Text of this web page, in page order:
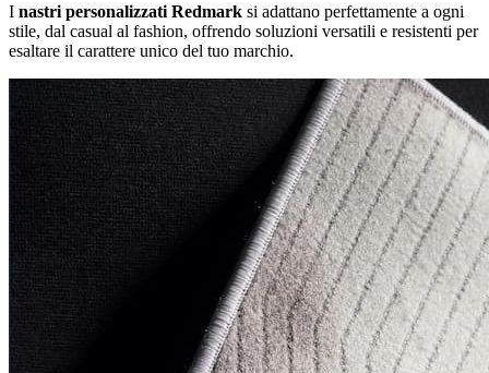
I nastri personalizzati Redmark si adattano perfettamente a ogni
stile, dal casual al fashion, offrendo soluzioni versatili e resistenti per
esaltare il carattere unico del tuo marchio.